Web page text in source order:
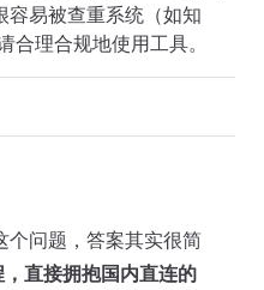
容易被查重系统（如知
合理合规地使用工具。
个问题，答案其实很简
直接拥抱国内直连的